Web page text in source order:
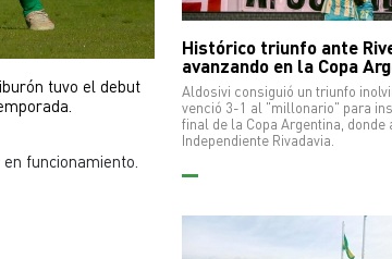
tuvo el debut
funcionamiento.
Histórico triunfo ante
avanzando en la Copa
Aldosivi consiguió un triunfo
venció 3-1 al "millonario" para
final de la Copa Argentina, donde
Independiente Rivadavia.